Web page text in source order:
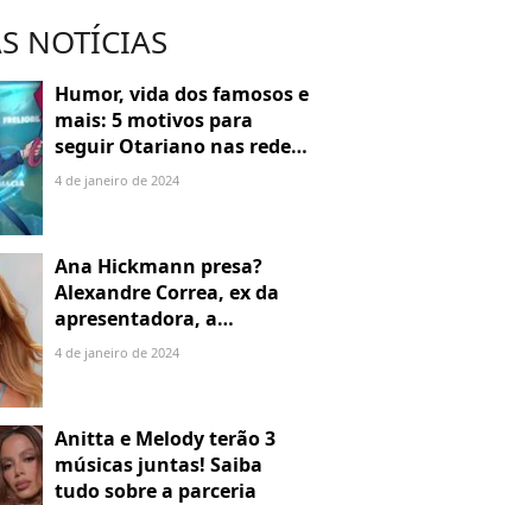
NOTÍCIAS
Humor, vida dos famosos e
mais: 5 motivos para
seguir Otariano nas redes
sociais
4 de janeiro de 2024
Ana Hickmann presa?
Alexandre Correa, ex da
apresentadora, a
denuncia por alienação
4 de janeiro de 2024
Anitta e Melody terão 3
músicas juntas! Saiba
tudo sobre a parceria